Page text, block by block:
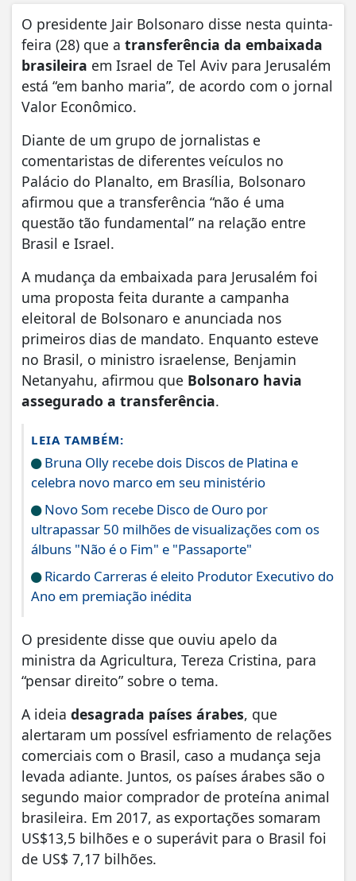
O presidente Jair Bolsonaro disse nesta quinta-
feira (28) que a transferência da embaixada
brasileira em Israel de Tel Aviv para Jerusalém
está “em banho maria”, de acordo com o jornal
Valor Econômico.
Diante de um grupo de jornalistas e
comentaristas de diferentes veículos no
Palácio do Planalto, em Brasília, Bolsonaro
afirmou que a transferência “não é uma
questão tão fundamental” na relação entre
Brasil e Israel.
A mudança da embaixada para Jerusalém foi
uma proposta feita durante a campanha
eleitoral de Bolsonaro e anunciada nos
primeiros dias de mandato. Enquanto esteve
no Brasil, o ministro israelense, Benjamin
Netanyahu, afirmou que Bolsonaro havia
assegurado a transferência.
LEIA TAMBÉM:
Bruna Olly recebe dois Discos de Platina e
celebra novo marco em seu ministério
Novo Som recebe Disco de Ouro por
ultrapassar 50 milhões de visualizações com os
álbuns "Não é o Fim" e "Passaporte"
Ricardo Carreras é eleito Produtor Executivo do
Ano em premiação inédita
O presidente disse que ouviu apelo da
ministra da Agricultura, Tereza Cristina, para
“pensar direito” sobre o tema.
A ideia desagrada países árabes, que
alertaram um possível esfriamento de relações
comerciais com o Brasil, caso a mudança seja
levada adiante. Juntos, os países árabes são o
segundo maior comprador de proteína animal
brasileira. Em 2017, as exportações somaram
US$13,5 bilhões e o superávit para o Brasil foi
de US$ 7,17 bilhões.